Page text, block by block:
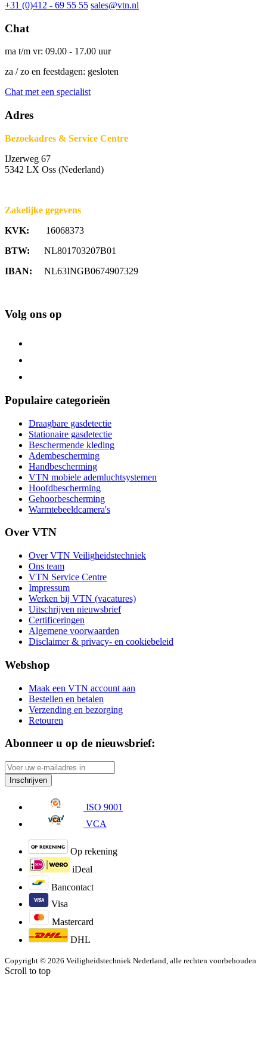
+31 (0)412 - 69 55 55 sales@vtn.nl
Chat
ma t/m vr: 09.00 - 17.00 uur
za / zo en feestdagen: gesloten
Chat met een specialist
Adres
Bezoekadres & Service Centre
IJzerweg 67
5342 LX Oss (Nederland)
Zakelijke gegevens
KVK: 16068373
BTW: NL801703207B01
IBAN: NL63INGB0674907329
Volg ons op
Populaire categorieën
Draagbare gasdetectie
Stationaire gasdetectie
Beschermende kleding
Adembescherming
Handbescherming
VTN mobiele ademluchtsystemen
Hoofdbescherming
Gehoorbescherming
Warmtebeeldcamera's
Over VTN
Over VTN Veiligheidstechniek
Ons team
VTN Service Centre
Impressum
Werken bij VTN (vacatures)
Uitschrijven nieuwsbrief
Certificeringen
Algemene voorwaarden
Disclaimer & privacy- en cookiebeleid
Webshop
Maak een VTN account aan
Bestellen en betalen
Verzending en bezorging
Retouren
Abonneer u op de nieuwsbrief:
Inschrijven
ISO 9001
VCA
Op rekening
iDeal
Bancontact
Visa
Mastercard
DHL
Copyright © 2026 Veiligheidstechniek Nederland, alle rechten voorbehouden
Scroll to top